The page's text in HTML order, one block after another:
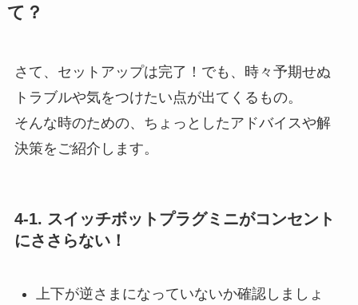
て？
さて、セットアップは完了！でも、時々予期せぬ
トラブルや気をつけたい点が出てくるもの。
そんな時のための、ちょっとしたアドバイスや解
決策をご紹介します。
4-1. スイッチボットプラグミニがコンセント
にささらない！
上下が逆さまになっていないか確認しましょ